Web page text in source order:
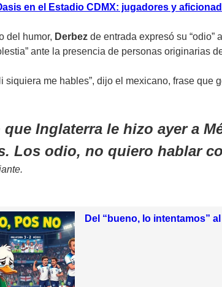
en el Estadio CDMX: jugadores y
del humor, Derbez de entrada expresó su “odio”
ante la presencia de personas originarias
siquiera me hables”, dijo el mexicano, frase que
que Inglaterra le hizo ayer a
Los odio, no quiero hablar
Del “bueno, lo intentamos”